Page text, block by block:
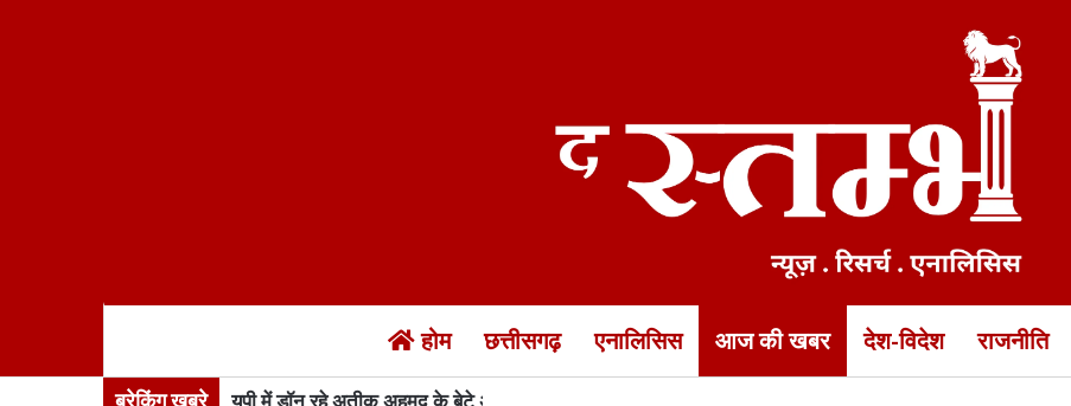
होम छत्तीसगढ़ एनालिसिस आज की खबर देश-विदेश राजनीति
ब्रेकिंग ख़बरे यूपी में डॉन रहे अतीक अहमद के बेटे अबान की भीषण सड़क हादसे में मौत… झांसी के पास हादसे में दोस्त भी मारा गया, 3 घायल